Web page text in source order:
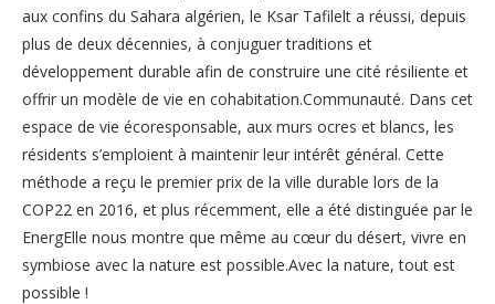
aux confins du Sahara algérien, le Ksar Tafilelt a réussi, depuis
plus de deux décennies, à conjuguer traditions et
développement durable afin de construire une cité résiliente et
offrir un modèle de vie en cohabitation.Communauté. Dans cet
espace de vie écoresponsable, aux murs ocres et blancs, les
résidents s’emploient à maintenir leur intérêt général. Cette
méthode a reçu le premier prix de la ville durable lors de la
COP22 en 2016, et plus récemment, elle a été distinguée par le
EnergElle nous montre que même au cœur du désert, vivre en
symbiose avec la nature est possible.Avec la nature, tout est
possible !